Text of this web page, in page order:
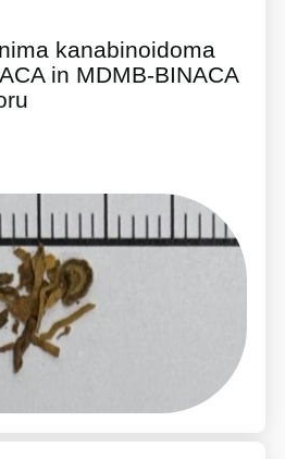
kanabinoidoma
in MDMB-BINACA